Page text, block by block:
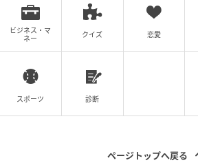
エキサイトニュース
ビジネス・マ
ネー
クイズ 恋愛
スポーツ 診断
ページトップへ戻る